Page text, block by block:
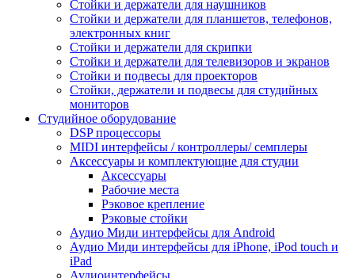
Стойки и держатели для наушников
Стойки и держатели для планшетов, телефонов,
электронных книг
Стойки и держатели для скрипки
Стойки и держатели для телевизоров и экранов
Стойки и подвесы для проекторов
Стойки, держатели и подвесы для студийных
мониторов
Студийное оборудование
DSP процессоры
MIDI интерфейсы / контроллеры/ семплеры
Аксессуары и комплектующие для студии
Аксессуары
Рабочие места
Рэковое крепление
Рэковые стойки
Аудио Миди интерфейсы для Android
Аудио Миди интерфейсы для iPhone, iPod touch и
iPad
Аудиоинтерфейсы